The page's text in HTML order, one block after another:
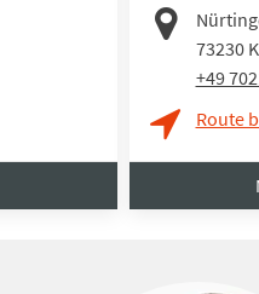
73230
+49
Route